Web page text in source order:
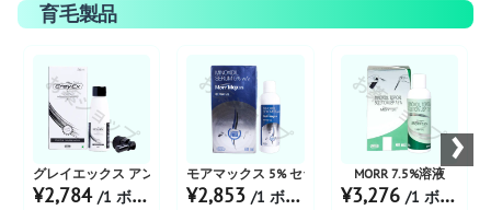
育毛製品
お薬ショップ
グレイエックス アンチグレーヘアアクションソリューション
¥2,784 /1 ボトル あたり
お薬ショップ
モアマックス 5% セラム
¥2,853/1 ボトル あたり
お薬ショップ
MORR 7.5%溶液
¥3,276 /1 ボトル あたり
›